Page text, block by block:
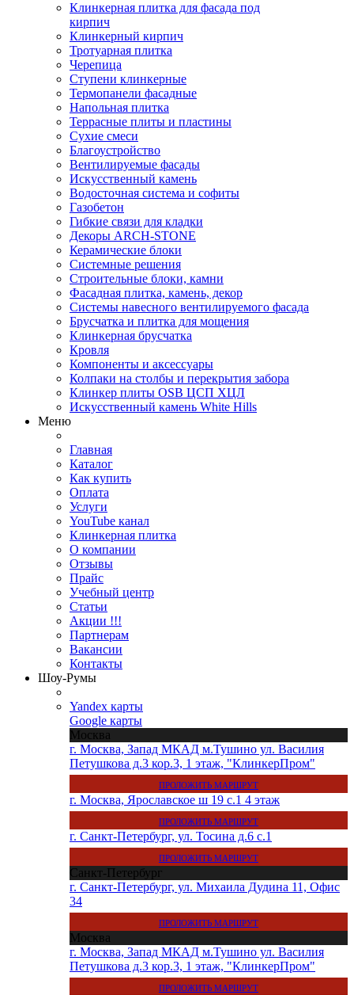
Клинкерная плитка для фасада под
кирпич
Клинкерный кирпич
Тротуарная плитка
Черепица
Ступени клинкерные
Термопанели фасадные
Напольная плитка
Террасные плиты и пластины
Сухие смеси
Благоустройство
Вентилируемые фасады
Искусственный камень
Водосточная система и софиты
Газобетон
Гибкие связи для кладки
Декоры ARCH-STONE
Керамические блоки
Системные решения
Строительные блоки, камни
Фасадная плитка, камень, декор
Системы навесного вентилируемого фасада
Брусчатка и плитка для мощения
Клинкерная брусчатка
Кровля
Компоненты и аксессуары
Колпаки на столбы и перекрытия забора
Клинкер плиты OSB ЦСП ХЦЛ
Искусственный камень White Hills
Меню
Главная
Каталог
Как купить
Оплата
Услуги
YouTube канал
Клинкерная плитка
О компании
Отзывы
Прайс
Учебный центр
Статьи
Акции !!!
Партнерам
Вакансии
Контакты
Шоу-Румы
Yandex карты
Google карты
Москва
г. Москва, Запад МКАД м.Тушино ул. Василия
Петушкова д.3 кор.3, 1 этаж, "КлинкерПром"
ПРОЛОЖИТЬ МАРШРУТ
г. Москва, Ярославское ш 19 с.1 4 этаж
ПРОЛОЖИТЬ МАРШРУТ
г. Санкт-Петербург, ул. Тосина д.6 с.1
ПРОЛОЖИТЬ МАРШРУТ
Санкт-Петербург
г. Санкт-Петербург, ул. Михаила Дудина 11, Офис
34
ПРОЛОЖИТЬ МАРШРУТ
Москва
г. Москва, Запад МКАД м.Тушино ул. Василия
Петушкова д.3 кор.3, 1 этаж, "КлинкерПром"
ПРОЛОЖИТЬ МАРШРУТ